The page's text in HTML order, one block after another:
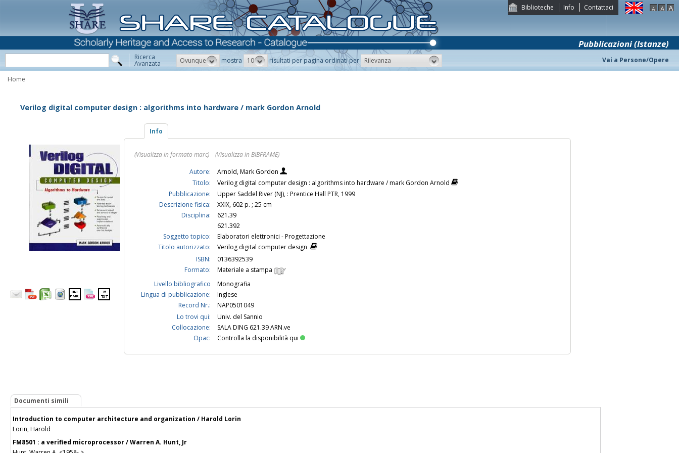
Biblioteche Info Contattaci
Pubblicazioni (Istanze)
Ricerca
Avanzata Ovunque mostra 10 risultati per pagina ordinati per Rilevanza Vai a Persone/Opere
Home
Verilog digital computer design : algorithms into hardware / mark Gordon Arnold
Info
(Visualizza in formato marc)
(Visualizza in BIBFRAME)
Autore:
Arnold, Mark Gordon
Titolo:
Verilog digital computer design : algorithms into hardware / mark Gordon Arnold
Pubblicazione:
Upper Saddel River (NJ), : Prentice Hall PTR, 1999
Descrizione fisica:
XXIX, 602 p. ; 25 cm
Disciplina:
621.39
621.392
Soggetto topico:
Elaboratori elettronici - Progettazione
Titolo autorizzato:
Verilog digital computer design
ISBN:
0136392539
Formato:
Materiale a stampa
Livello bibliografico
Monografia
Lingua di pubblicazione:
Inglese
Record Nr.:
NAP0501049
Lo trovi qui:
Univ. del Sannio
Collocazione:
SALA DING 621.39 ARN.ve
Opac:
Controlla la disponibilità qui
Documenti simili
Introduction to computer architecture and organization / Harold Lorin
Lorin, Harold
FM8501 : a verified microprocessor / Warren A. Hunt, Jr